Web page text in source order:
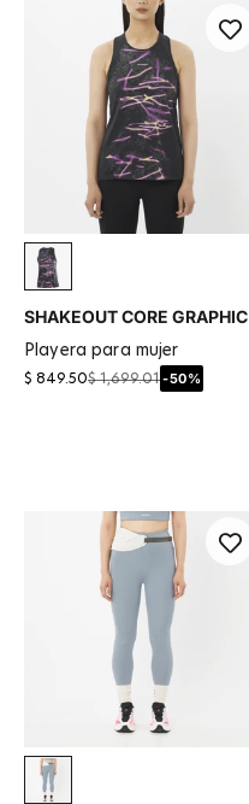
Deep Black
SHAKEOUT CORE GRAPHIC
playera para mujer
$ 849.50$ 1,699.01-50%
Trade Winds